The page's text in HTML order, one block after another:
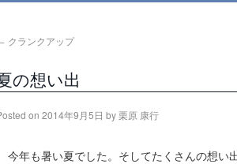
クランクアップ
の想い出
on 2014年9月5日 by栗原 康行
今年も暑い夏でした。そしてたくさんの想